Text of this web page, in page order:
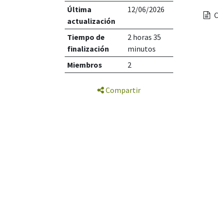
Última
actualización
12/06/2026
Tiempo de
finalización
2 horas 35
minutos
Miembros
2
Compartir